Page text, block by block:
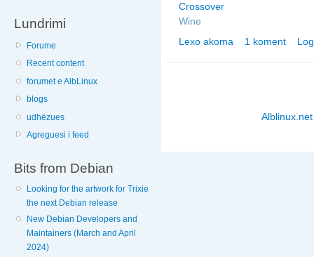
Lundrimi
Forume
Recent content
forumet e AlbLinux
blogs
udhëzues
Agreguesi i feed
Bits from Debian
Looking for the artwork for Trixie
the next Debian release
New Debian Developers and
Maintainers (March and April
2024)
Crossover
Wine
Lexo akoma nga Liçensa falas
1 koment
Alblinux.net